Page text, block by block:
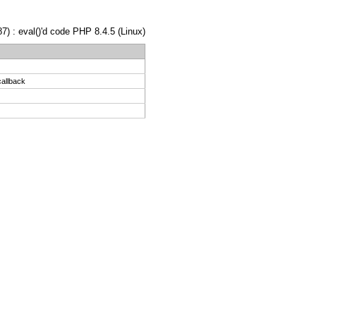
: eval()'d code PHP 8.4.5 (Linux)